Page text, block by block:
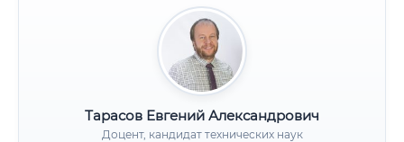
Тарасов Евгений Александрович
Доцент, кандидат технических наук